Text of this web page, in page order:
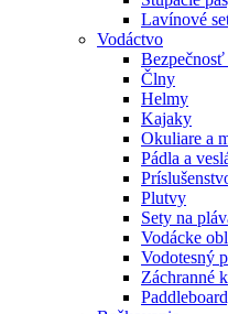
Lavínové
Vodáctvo
Člny
Helmy
Kajaky
Okuliare a
Pádla a
Plutvy
Sety na
Vodácke
Vodotesný
Záchranné